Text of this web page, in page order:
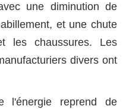
une diminution de
et une chute
les chaussures. Les
divers ont
l'énergie reprend de